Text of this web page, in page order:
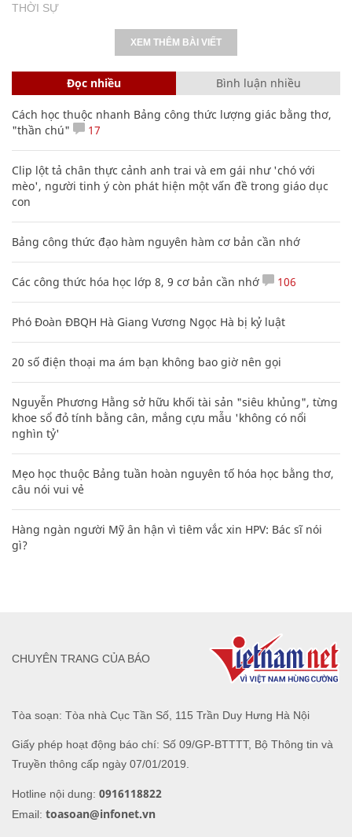
THỜI SỰ
XEM THÊM BÀI VIẾT
Đọc nhiều Bình luận nhiều
Cách học thuộc nhanh Bảng công thức lượng giác bằng thơ,
"thần chú"
17
Clip lột tả chân thực cảnh anh trai và em gái như 'chó với
mèo', người tinh ý còn phát hiện một vấn đề trong giáo dục
con
Bảng công thức đạo hàm nguyên hàm cơ bản cần nhớ
Các công thức hóa học lớp 8, 9 cơ bản cần nhớ 106
Phó Đoàn ĐBQH Hà Giang Vương Ngọc Hà bị kỷ luật
20 số điện thoại ma ám bạn không bao giờ nên gọi
Nguyễn Phương Hằng sở hữu khối tài sản "siêu khủng", từng
khoe sổ đỏ tính bằng cân, mắng cựu mẫu 'không có nổi
nghìn tỷ'
Mẹo học thuộc Bảng tuần hoàn nguyên tố hóa học bằng thơ,
câu nói vui vẻ
Hàng ngàn người Mỹ ân hận vì tiêm vắc xin HPV: Bác sĩ nói
gì?
Tòa soạn: Tòa nhà Cục Tần Số, 115 Trần Duy Hưng Hà Nội
Giấy phép hoạt động báo chí: Số 09/GP-BTTTT, Bộ Thông tin và
Truyền thông cấp ngày 07/01/2019.
Hotline nội dung: 0916118822
Email: toasoan@infonet.vn
CHUYÊN TRANG CỦA BÁO